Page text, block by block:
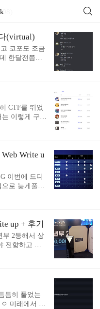
(virtual)
코포도 조금
한달전쯤부
도 안접고 적
+ div2로 돌렸
- Cod
codefo
만족스러운
서 처음으로
CTF를 뛰었
이렇게 구성
지만 ks님이
있었고 2등팀
황이었는데
벼운 마음으
갑자기 ks님
이 시점에서
상황이었기에
로 끝나기 7분
Write u
이번에 드디
로 늦게풀어
rev1을 한팀
을 2솔로 만
원이랑 같이
지 아쉬운건
못건질거같
국방부 장관
거), 국방부..
up + 후기
부 2등해서 상
전향하고 있
빡겜했으면
회에서 웹만
열심히 공
은 못하는중
틈히 풀었는
미래에서 왔